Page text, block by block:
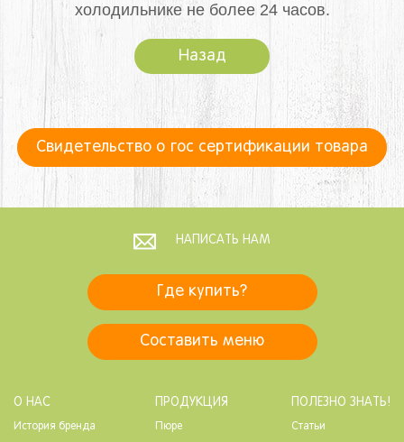
холодильнике не более 24 часов.
Назад
Свидетельство о гос сертификации товара
Где купить?
Составить меню
НАПИСАТЬ НАМ
О НАС
История бренда
ПРОДУКЦИЯ
Пюре
ПОЛЕЗНО ЗНАТЬ!
Статьи